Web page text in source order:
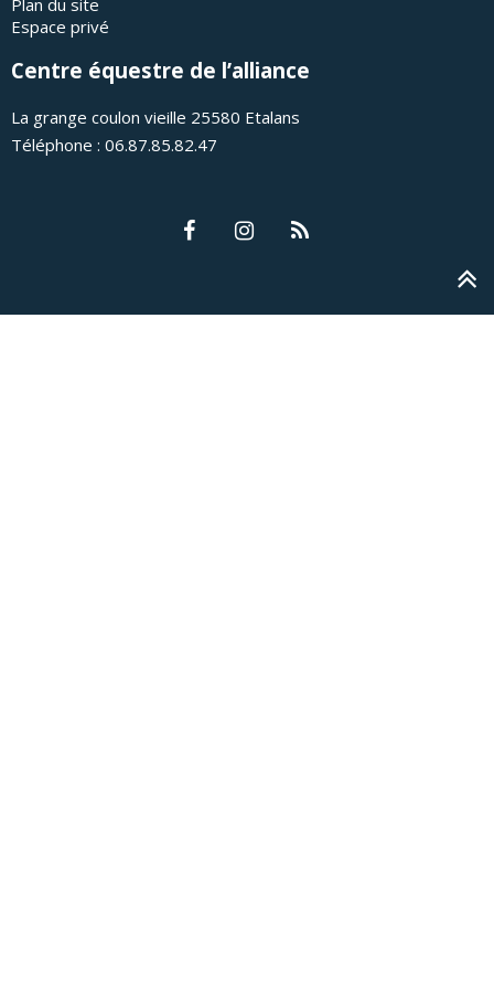
Plan du site
Espace privé
Centre équestre de l’alliance
La grange coulon vieille 25580 Etalans
Téléphone : 06.87.85.82.47